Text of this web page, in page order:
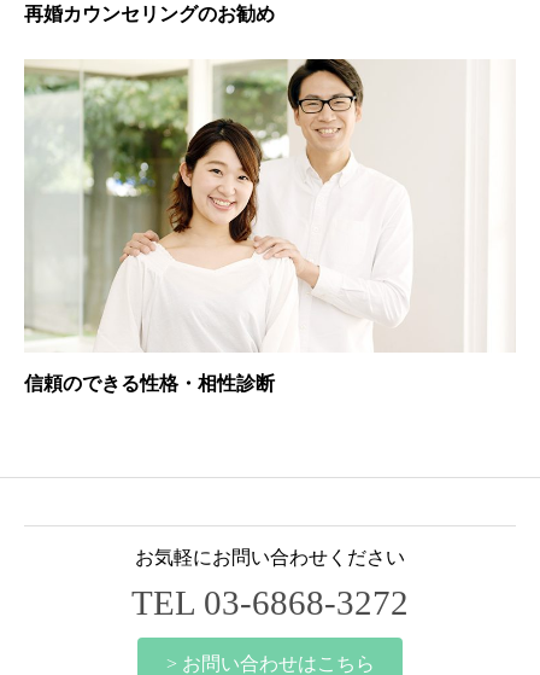
再婚カウンセリングのお勧め
信頼のできる性格・相性診断
お気軽にお問い合わせください
TEL 03-6868-3272
> お問い合わせはこちら